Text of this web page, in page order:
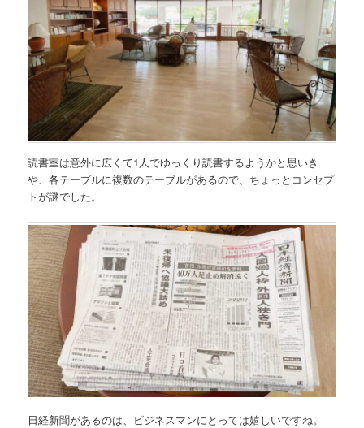
読書室は意外に広くて1人でゆっくり読書するようかと思いき
や、各テーブルに複数のテーブルがあるので、ちょっとコンセプ
トが謎でした。
日経新聞があるのは、ビジネスマンにとっては嬉しいですね。